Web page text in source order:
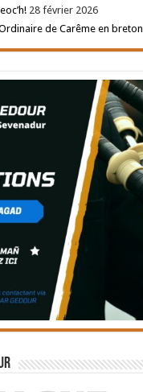
28 février 2026
de Carême en breton